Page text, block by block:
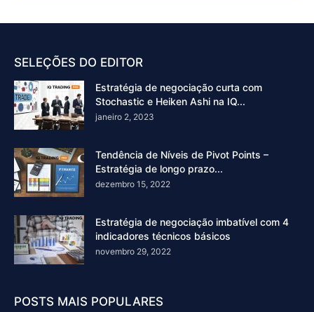
SELEÇÕES DO EDITOR
Estratégia de negociação curta com
Stochastic e Heiken Ashi na IQ...
janeiro 2, 2023
Tendência de Níveis de Pivot Points –
Estratégia de longo prazo...
dezembro 15, 2022
Estratégia de negociação imbatível com 4
indicadores técnicos básicos
novembro 29, 2022
POSTS MAIS POPULARES